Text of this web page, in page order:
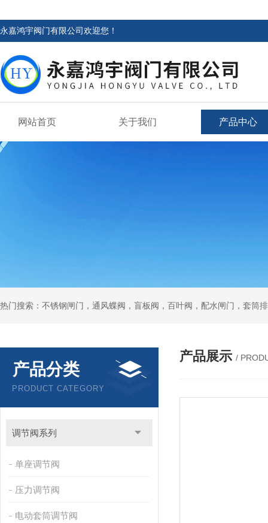
永嘉鸿宇阀门有限公司欢迎您！
网站首页 关于我们 产品中心
热门搜索：不锈钢闸门，通风蝶阀，盲板阀，百叶阀，配水闸门，套筒
产品分类
PRODUCT CATEGORY
调节阀系列
单座调节阀
压力调节阀
电动套筒调节阀
产品展示 /